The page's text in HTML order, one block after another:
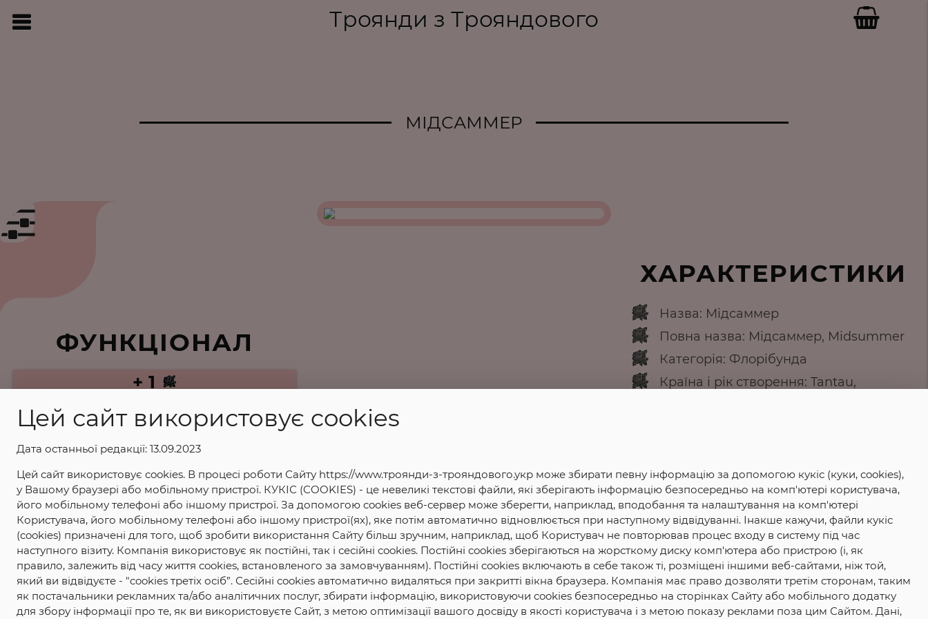
Цей сайт використовує cookies
Дата останньої редакції: 13.09.2023
Цей сайт використовує cookies. В процесі роботи Сайту https://www.троянди-з-трояндового.укр може збирати певну інформацію за допомогою кукіс (куки, cookies),
у Вашому браузері або мобільному пристрої. КУКІС (COOKIES) - це невеликі текстові файли, які зберігають інформацію безпосередньо на комп'ютері користувача,
його мобільному телефоні або іншому пристрої. За допомогою cookies веб-сервер може зберегти, наприклад, вподобання та налаштування на комп'ютері
Користувача, його мобільному телефоні або іншому пристрої(ях), яке потім автоматично відновлюється при наступному відвідуванні. Інакше кажучи, файли кукіс
(cookies) призначені для того, щоб зробити використання Сайту більш зручним, наприклад, щоб Користувач не повторював процес входу в систему під час
наступного візиту. Компанія використовує як постійні, так і сесійні cookies. Постійні cookies зберігаються на жорсткому диску комп'ютера або пристрою (і, як
правило, залежить від часу життя cookies, встановленого за замовчуванням). Постійні cookies включають в себе також ті, розміщені іншими веб-сайтами, ніж той,
який ви відвідуєте - "cookies третіх осіб”. Сесійні cookies автоматично видаляться при закритті вікна браузера. Компанія має право дозволяти третім сторонам, таким
як постачальники рекламних та/або аналітичних послуг, збирати інформацію, використовуючи cookies безпосередньо на сторінках Сайту або мобільного додатку
для збору інформації про те, як ви використовуєте Сайт, з метою оптимізації вашого досвіду в якості користувача і з метою показу реклами поза цим Сайтом. Дані,
Троянди з Трояндового
МІДСАММЕР
ФУНКЦІОНАЛ
+ 1
+ 5
+ 10
+ 20
ХАРАКТЕРИСТИКИ
Назва: Мідсаммер
Повна назва: Мідсаммер, Midsummer
Категорія: Флорібунда
Країна і рік створення: Tantau,
Ширина куща: 100 см
Аромат: Легкий
Ціна за кущ: 80 грн.